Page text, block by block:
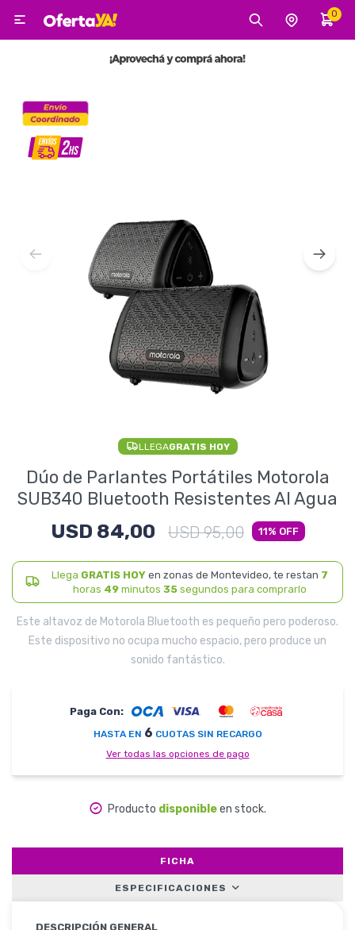
0

LLEGAGRATIS HOY
Dúo de Parlantes Portátiles Motorola
SUB340 Bluetooth Resistentes Al Agua
USD 84,00 USD 95,00 11
Llega GRATIS HOYen zonas de Montevideo, te restan 7
horas 49minutos 35segundos para comprarlo
Este altavoz de Motorola Bluetooth es pequeño pero poderoso.
Este dispositivo no ocupa mucho espacio, pero produce un
sonido fantástico.
Paga Con:
HASTA EN 6 CUOTAS SIN RECARGO
Ver todas las opciones de pago
Producto disponibleen stock.
FICHA
ESPECIFICACIONES
DESCRIPCIÓN GENERAL
MI CUENTA
Tecnología
Tecnología
Gaming
Electrodomésticos
Pequeños electrodomésticos
Hogar y Jardín
Deportes y Tiempo Libre
Herramientas